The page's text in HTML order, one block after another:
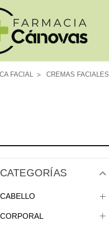
FACIAL CREMAS FACIALES
CATEGORÍAS
CABELLO
CORPORAL